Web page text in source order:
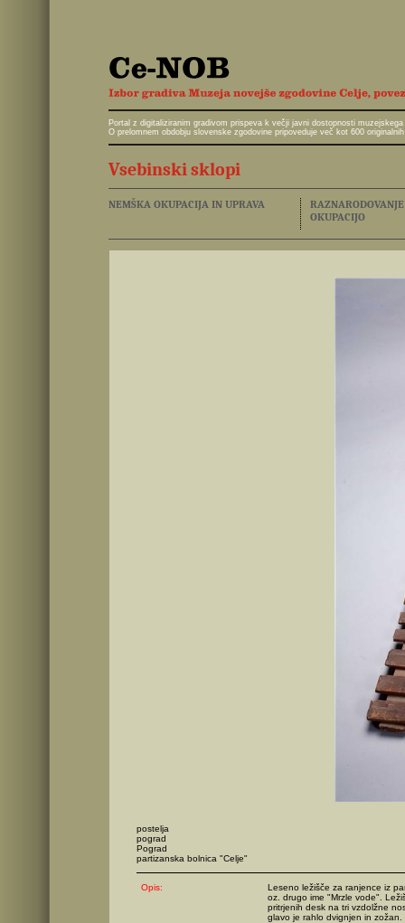
Portal z digitaliziranim gradivom prispeva k večji javni dostopnosti
O prelomnem obdobju slovenske zgodovine pripoveduje več kot 600
Vsebinski sklopi
NEMŠKA OKUPACIJA IN UPRAVA
OKUPACIJO
postelja
pograd
Pograd
partizanska bolnica "Celje"
Opis:
Leseno ležišče za ranjence iz
oz. drugo ime "Mrzle vode".
pritrjenih desk na tri vzdolžne
glavo je rahlo dvignjen in zožan.